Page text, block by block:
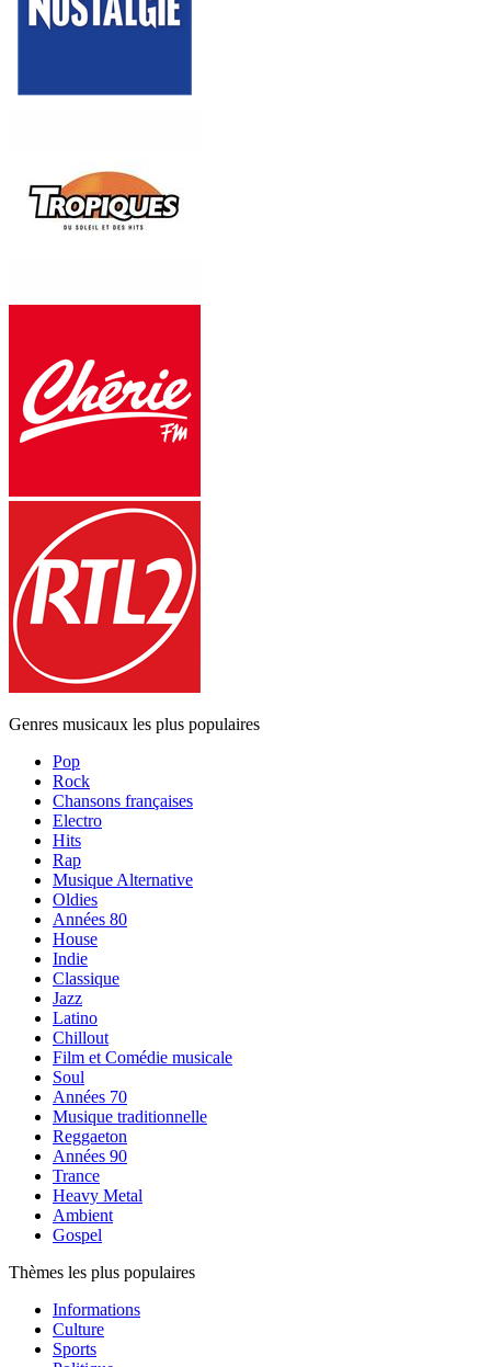
Genres musicaux les plus populaires
Pop
Rock
Chansons françaises
Electro
Hits
Rap
Musique Alternative
Oldies
Années 80
House
Indie
Classique
Jazz
Latino
Chillout
Film et Comédie musicale
Soul
Années 70
Musique traditionnelle
Reggaeton
Années 90
Trance
Heavy Metal
Ambient
Gospel
Thèmes les plus populaires
Informations
Culture
Sports